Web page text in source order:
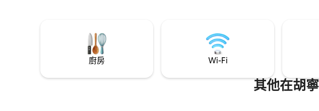
地休息。
廚房 Wi-Fi
其他在胡